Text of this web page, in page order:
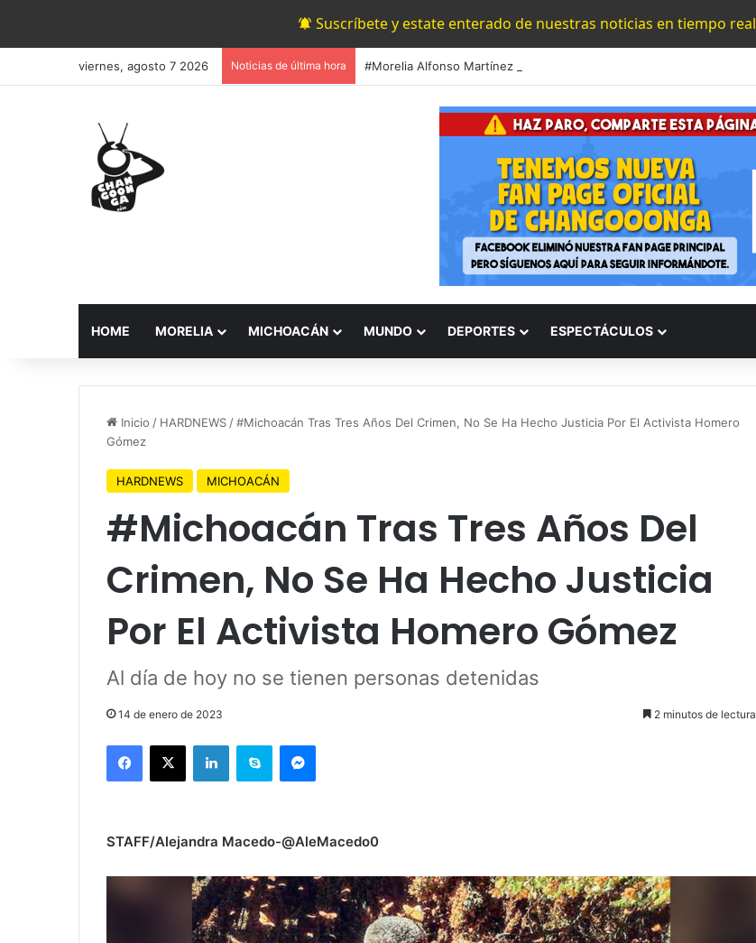
Suscríbete y estate enterado de nuestras noticias en tiempo real
viernes, agosto 7 2026 Noticias de última hora
HOME MORELIA MICHOACÁN MUNDO DEPORTES ESPECTÁCULOS
Inicio / HARDNEWS /#Michoacán Tras Tres Años Del Crimen, No Se Ha Hecho Justicia Por El Activista Homero
Gómez
HARDNEWS MICHOACÁN
#Michoacán Tras Tres Años Del
Crimen, No Se Ha Hecho Justicia
Por El Activista Homero Gómez
Al día de hoy no se tienen personas detenidas
14 de enero de 2023 2 minutos de lectura
Facebook
X LinkedInSkype Messenger
STAFF/Alejandra Macedo-@AleMacedo0